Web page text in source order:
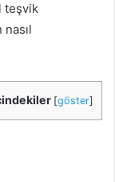
teşvik
[göster]